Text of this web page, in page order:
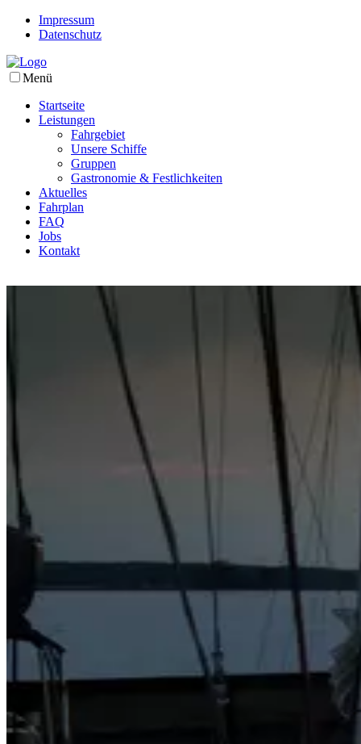
Impressum
Datenschutz
Menü
Startseite
Leistungen
Fahrgebiet
Unsere Schiffe
Gruppen
Gastronomie & Festlichkeiten
Aktuelles
Fahrplan
FAQ
Jobs
Kontakt